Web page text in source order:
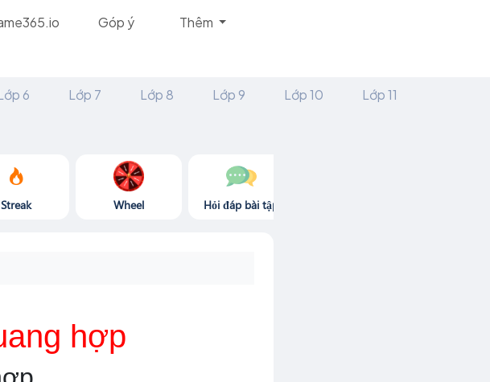
Góp ý Thêm
6 Lớp 7 Lớp 8 Lớp 9 Lớp 10
Lớp 11
Streak Wheel Hỏi đáp bài tập
hợp